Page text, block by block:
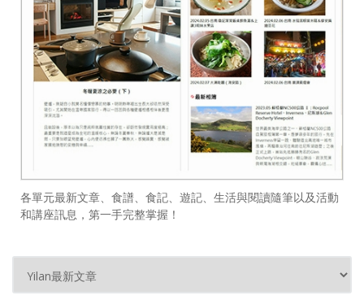
各單元最新文章、食譜、食記、遊記、生活與閱讀隨筆以及活動
和講座訊息，第一手完整掌握！